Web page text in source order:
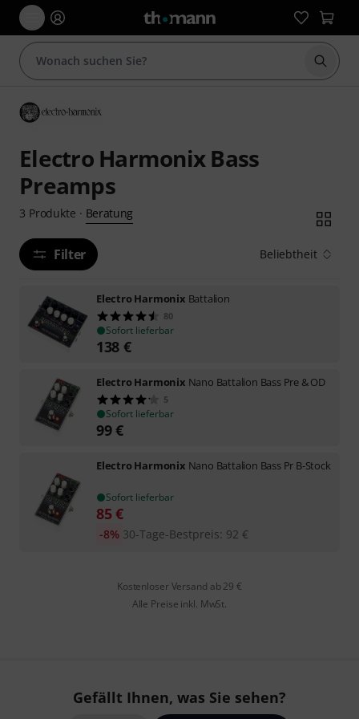
Suche
Electro Harmonix Bass
Preamps
3 Produkte · Beratung
Filter Beliebtheit
Electro Harmonix Battalion
80
Sofort lieferbar
138 €
Electro Harmonix Nano Battalion Bass Pre & OD
5
Sofort lieferbar
99€
Electro Harmonix Nano Battalion Bass Pr B-Stock
Sofort lieferbar
85€
30-Tage-Bestpreis: 92 €
-8%
Kostenloser Versand ab 29 €
Alle Preise inkl. MwSt.
Gefällt Ihnen, was Sie sehen?